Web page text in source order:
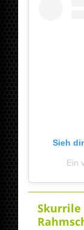
Sieh
Ein
Skurrile